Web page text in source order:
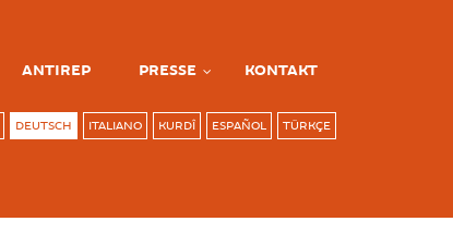
ANTIREP PRESSE KONTAKT
DEUTSCH ITALIANO KURDÎ ESPAÑOL TÜRKÇE